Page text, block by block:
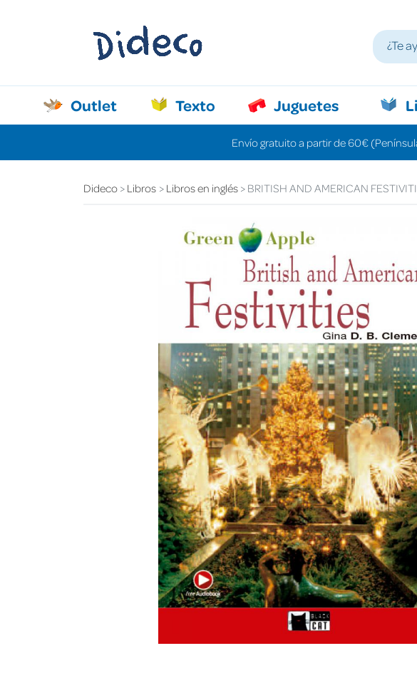
Outlet Texto Juguetes
Envío gratuito a partir de 60€
Dideco Libros Libros en inglés BRITISH AND AMERICAN